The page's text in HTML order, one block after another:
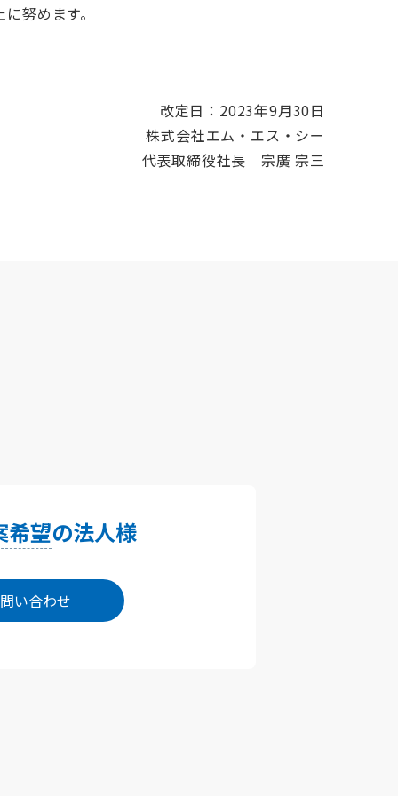
努めます。
改定日：2023年9月30日
株式会社エム・エス・シー
代表取締役社長 宗廣 宗三
希望の法人様
い合わせ